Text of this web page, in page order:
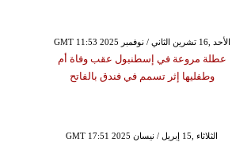
GMT 11:53 2025 الأحد ,16 تشرين الثاني / نوفمبر
عطلة مروعة في إسطنبول عقب وفاة أم
وطفليها إثر تسمم في فندق بالفاتح
GMT 17:51 2025 الثلاثاء ,15 إبريل / نيسان